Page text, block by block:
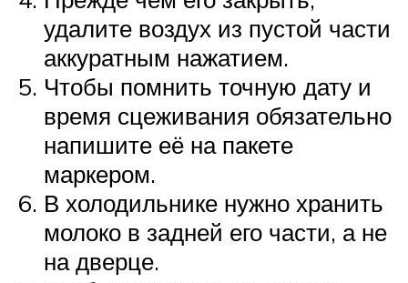
удалите воздух из пустой части
аккуратным нажатием.
Чтобы помнить точную дату и
время сцеживания обязательно
напишите её на пакете
маркером.
В холодильнике нужно хранить
молоко в задней его части, а не
на дверце.